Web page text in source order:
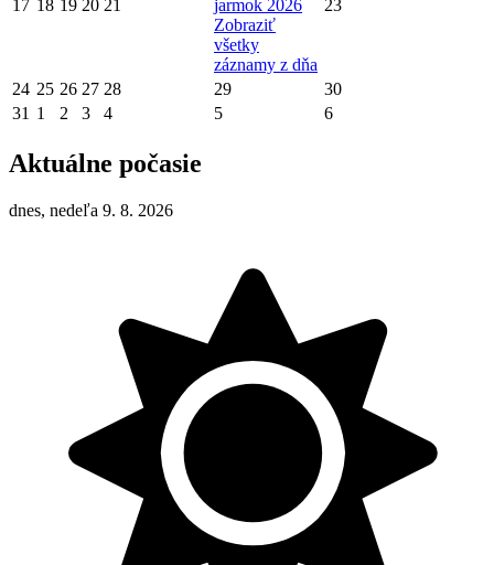
17 18 19 20 21
jarmok 2026
Zobraziť
všetky
záznamy z dňa
23
24 25 26 27 28 29
30
31 1 2 3 4 5 6
Aktuálne počasie
dnes, nedeľa 9. 8. 2026